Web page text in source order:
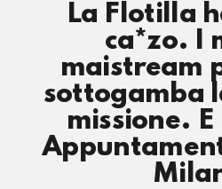
La Flotilla
ca*zo. I
maistream
sottogamba
missione.